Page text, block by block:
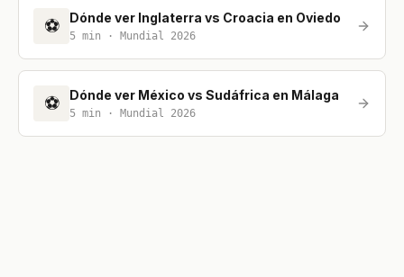
⚽ Dónde ver Inglaterra vs Croacia en Oviedo
5 min · Mundial 2026
⚽ Dónde ver México vs Sudáfrica en Málaga
5 min · Mundial 2026